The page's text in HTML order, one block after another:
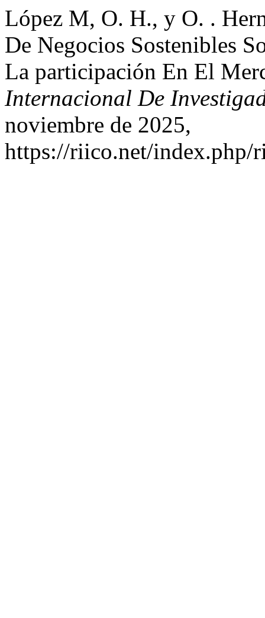
López M, O. H., y O. .
De Negocios Sostenibles
La participación En El
Internacional De
noviembre de 2025,
https://riico.net/index.php/